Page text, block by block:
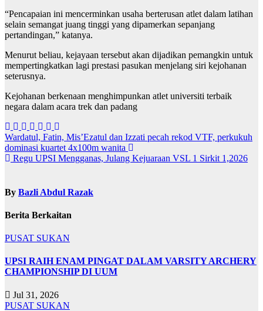
“Pencapaian ini mencerminkan usaha berterusan atlet dalam latihan
selain semangat juang tinggi yang dipamerkan sepanjang
pertandingan,” katanya.
Menurut beliau, kejayaan tersebut akan dijadikan pemangkin untuk
mempertingkatkan lagi prestasi pasukan menjelang siri kejohanan
seterusnya.
Kejohanan berkenaan menghimpunkan atlet universiti terbaik
negara dalam acara trek dan padang
Navigasi
kiriman
Wardatul, Fatin, Mis’Ezatul dan Izzati pecah rekod VTF, perkukuh
dominasi kuartet 4x100m wanita
Regu UPSI Mengganas, Julang Kejuaraan VSL 1 Sirkit 1,2026
By Bazli Abdul Razak
Berita Berkaitan
PUSAT SUKAN
UPSI RAIH ENAM PINGAT DALAM VARSITY ARCHERY
CHAMPIONSHIP DI UUM
Jul 31, 2026
PUSAT SUKAN